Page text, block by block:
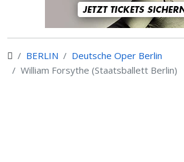
BERLIN
Deutsche Oper Berlin
William Forsythe (Staatsballett Berlin)